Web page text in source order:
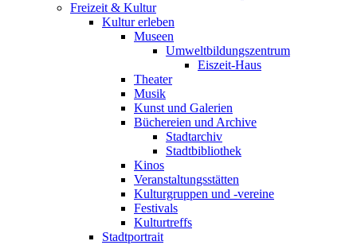
Freizeit & Kultur
Kultur erleben
Museen
Umweltbildungszentrum
Eiszeit-Haus
Theater
Musik
Kunst und Galerien
Büchereien und Archive
Stadtarchiv
Stadtbibliothek
Kinos
Veranstaltungsstätten
Kulturgruppen und -vereine
Festivals
Kulturtreffs
Stadtportrait